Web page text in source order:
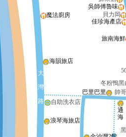
吳師傅魯味
貝力岡
佳珍海產店
旅南海鮮
冬粉鴨黑
帥
魔法廚房
巴里巴里
海韻旅店
通
海
大
灣
路
自助洗衣店
浪琴海旅店